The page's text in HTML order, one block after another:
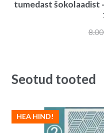
tumedast šokolaadist
8.00
Seotud tooted
HEA HIND!